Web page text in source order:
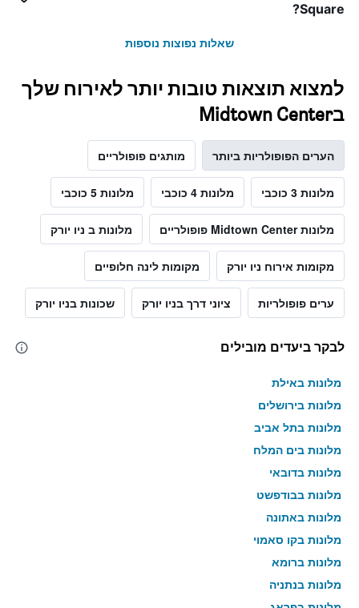
Square?
שאלות נפוצות נוספות
למצוא תוצאות טובות יותר לאירוח שלך
בMidtown Center
הערים הפופולריות ביותר מותגים פופולריים
מלונות 3 כוכבי מלונות 4 כוכבי מלונות 5 כוכבי
מלונות Midtown Center פופולריים מלונות ב ניו יורק
מקומות אירוח ניו יורק מקומות לינה חלופיים
ערים פופולריות ציוני דרך בניו יורק שכונות בניו יורק
לבקר ביעדים מובילים
מלונות באילת
מלונות בירושלים
מלונות בתל אביב
מלונות בים המלח
מלונות בדובאי
מלונות בבודפשט
מלונות באתונה
מלונות בקו סאמוי
מלונות ברומא
מלונות בנתניה